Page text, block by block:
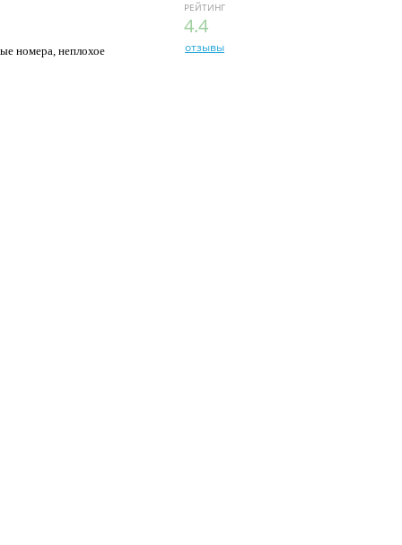
РЕЙТИНГ
4.4
отзывы
номера, неплохое